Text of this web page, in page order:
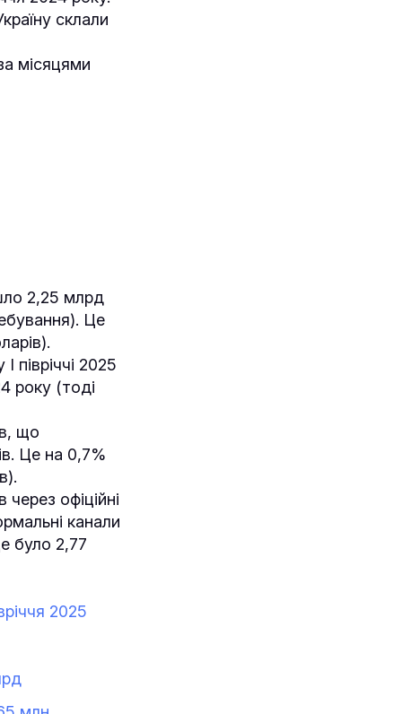
склали
місяцями
2,25 млрд
Це
півріччі 2025
року (тоді
що
Це на 0,7%
офіційні
канали
було 2,77
2025